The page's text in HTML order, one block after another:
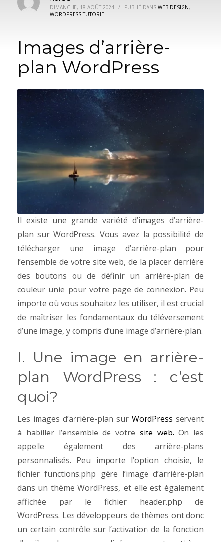
DIMANCHE, 18 AOÛT 2024 / PUBLIÉ DANS WEB DESIGN,
WORDPRESS TUTORIEL
Images d’arrière-
plan WordPress
Il existe une grande variété d’images d’arrière-
plan sur WordPress. Vous avez la possibilité de
télécharger une image d’arrière-plan pour
l’ensemble de votre site web, de la placer derrière
des boutons ou de définir un arrière-plan de
couleur unie pour votre page de connexion. Peu
importe où vous souhaitez les utiliser, il est crucial
de maîtriser les fondamentaux du téléversement
d’une image, y compris d’une image d’arrière-plan.
I. Une image en arrière-
plan WordPress : c’est
quoi?
Les images d’arrière-plan sur WordPress servent
à habiller l’ensemble de votre site web. On les
appelle également des arrière-plans
personnalisés. Peu importe l’option choisie, le
fichier functions.php gère l’image d’arrière-plan
dans un thème WordPress, et elle est également
affichée par le fichier header.php de
WordPress. Les développeurs de thèmes ont donc
un certain contrôle sur l’activation de la fonction